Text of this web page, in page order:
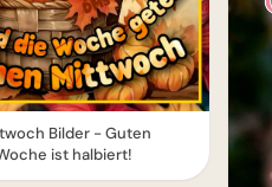
Bilder - Guten
ist halbiert!